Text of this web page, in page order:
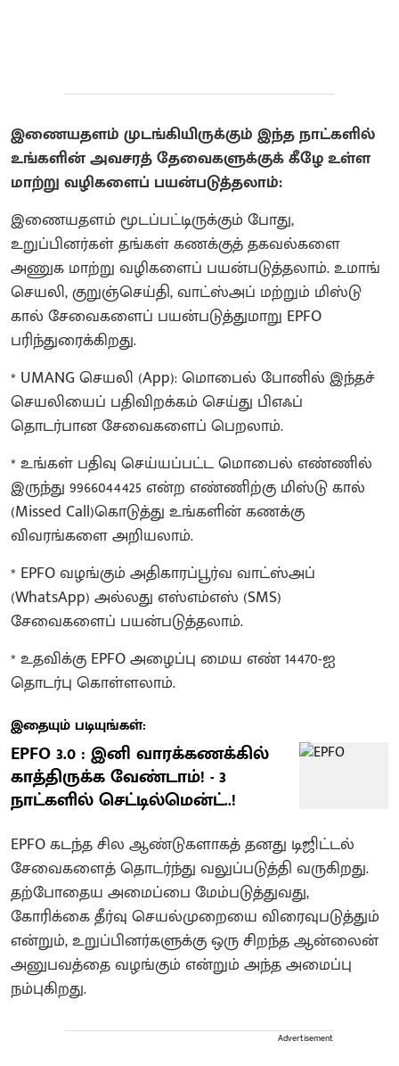
இணையதளம் முடங்கியிருக்கும் இந்த நாட்களில்
உங்களின் அவசரத் தேவைகளுக்குக் கீழே உள்ள
மாற்று வழிகளைப் பயன்படுத்தலாம்:
இணையதளம் மூடப்பட்டிருக்கும் போது, ​​
உறுப்பினர்கள் தங்கள் கணக்குத் தகவல்களை
அணுக மாற்று வழிகளைப் பயன்படுத்தலாம். உமாங்
செயலி, குறுஞ்செய்தி, வாட்ஸ்அப் மற்றும் மிஸ்டு
கால் சேவைகளைப் பயன்படுத்துமாறு EPFO ​​
பரிந்துரைக்கிறது.
* UMANG செயலி (App): மொபைல் போனில் இந்தச்
செயலியைப் பதிவிறக்கம் செய்து பிஎஃப்
தொடர்பான சேவைகளைப் பெறலாம்.
* உங்கள் பதிவு செய்யப்பட்ட மொபைல் எண்ணில்
இருந்து 9966044425 என்ற எண்ணிற்கு மிஸ்டு கால்
(Missed Call)கொடுத்து உங்களின் கணக்கு
விவரங்களை அறியலாம்.
* EPFO வழங்கும் அதிகாரப்பூர்வ வாட்ஸ்அப்
(WhatsApp) அல்லது எஸ்எம்எஸ் (SMS)
சேவைகளைப் பயன்படுத்தலாம்.
* உதவிக்கு EPFO அழைப்பு மைய எண் 14470-ஐ
தொடர்பு கொள்ளலாம்.
இதையும் படியுங்கள்:
EPFO 3.0 : இனி வாரக்கணக்கில்
காத்திருக்க வேண்டாம்! - 3
நாட்களில் செட்டில்மென்ட்..!
EPFO ​​கடந்த சில ஆண்டுகளாகத் தனது டிஜிட்டல்
சேவைகளைத் தொடர்ந்து வலுப்படுத்தி வருகிறது.
தற்போதைய அமைப்பை மேம்படுத்துவது,
கோரிக்கை தீர்வு செயல்முறையை விரைவுபடுத்தும்
என்றும், உறுப்பினர்களுக்கு ஒரு சிறந்த ஆன்லைன்
அனுபவத்தை வழங்கும் என்றும் அந்த அமைப்பு
நம்புகிறது.
Advertisement